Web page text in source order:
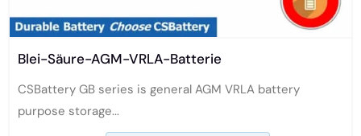
Blei-Säure-AGM-VRLA-Batterie
CSBattery GB series is general AGM VRLA battery
purpose storage...